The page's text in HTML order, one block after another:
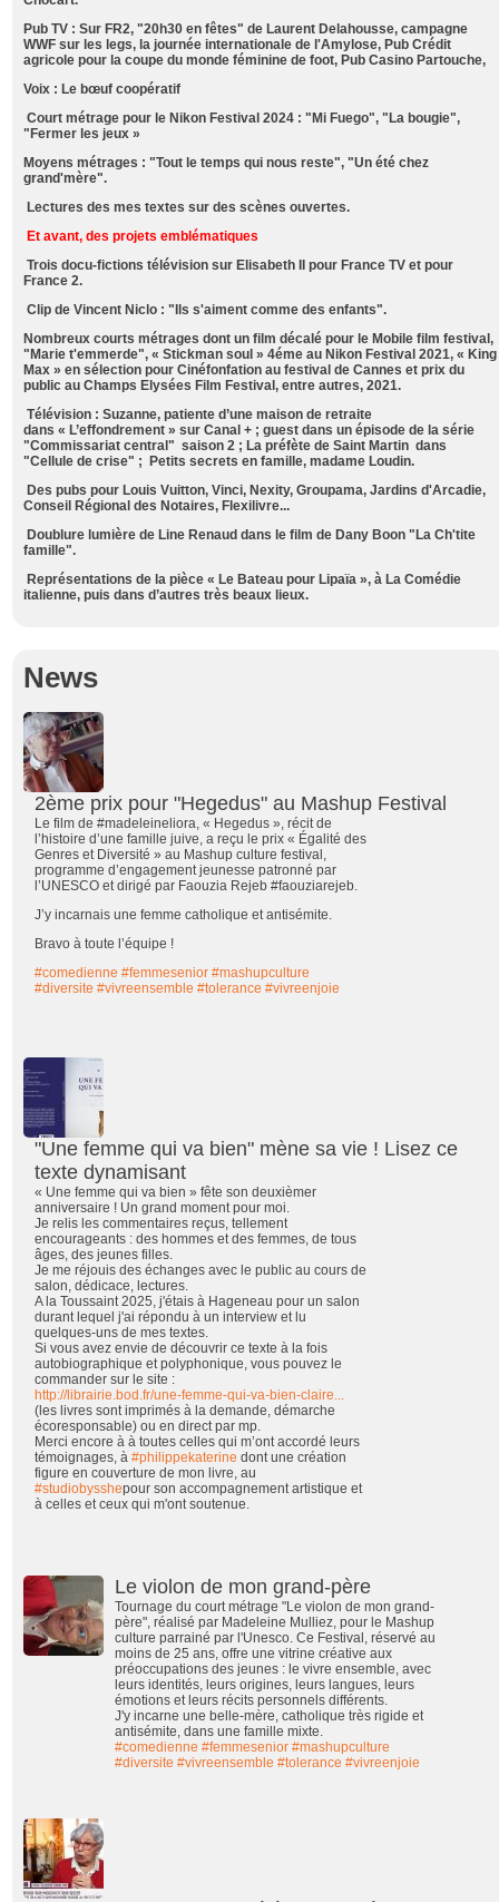
Pub TV : Sur FR2, "20h30 en fêtes" de Laurent Delahousse, campagne
WWF sur les legs, la journée internationale de l'Amylose,Pub Crédit
agricole pour la coupe du monde féminine de foot,Pub Casino Partouche,
Voix : Le bœuf coopératif
Court métrage pour le Nikon Festival2024 : "Mi Fuego", "La bougie",
"Fermer lesjeux »
Moyens métrages : "Tout le temps qui nous reste", "Un été chez
grand'mère".
Lectures des mes textes sur des scènes ouvertes.
Et avant, des projets emblématiques
Trois docu-fictions télévision sur Elisabeth II pour France TV et pour
France 2.
Clip de Vincent Niclo : "Ils s'aiment comme des enfants".
Nombreux courts métrages dont un film décalé pour le Mobile film festival,
"Marie t'emmerde", « Stickman soul » 4éme au Nikon Festival 2021, « King
Max » en sélection pour Cinéfonfation au festival de Cannes et prix du
public au Champs Elysées Film Festival, entre autres, 2021.
Télévision : Suzanne, patiente d’une maison de retraite
dans « L’effondrement » sur Canal + ; guest dans un épisode de la série
"Commissariat central" saison 2 ; La préfète de Saint Martin dans
"Cellule de crise" ; Petits secrets en famille, madame Loudin.
Des pubs pour Louis Vuitton, Vinci, Nexity, Groupama, Jardins d'Arcadie,
Conseil Régional des Notaires, Flexilivre...
Doublure lumière de Line Renaud dans le film de Dany Boon "La Ch'tite
famille".
Représentations de la pièce « Le Bateau pour Lipaïa », à La Comédie
italienne, puis dans d’autres très beaux lieux.
News
2ème prix pour "Hegedus" au Mashup Festival
Le film de #madeleineliora, « Hegedus », récit de
l’histoire d’une famille juive, a reçu le prix « Égalité des
Genres et Diversité » au Mashup culture festival,
programme d’engagement jeunesse patronné par
l’UNESCO et dirigé par Faouzia Rejeb #faouziarejeb.
J’y incarnais une femme catholique et antisémite.
Bravo à toute l’équipe !
#comedienne #femmesenior #mashupculture
#diversite #vivreensemble #tolerance #vivreenjoie
"Une femme qui va bien" mène sa vie ! Lisez ce
texte dynamisant
« Une femme qui va bien » fête son deuxièmer
anniversaire ! Un grand moment pour moi.
Je relis les commentaires reçus, tellement
encourageants : des hommes et des femmes, de tous
âges, des jeunes filles.
Je me réjouis des échanges avec le public au cours de
salon, dédicace, lectures.
A la Toussaint 2025, j'étais à Hageneau pour un salon
durant lequel j'ai répondu à un interview et lu
quelques-uns de mes textes.
Si vous avez envie de découvrir ce texte à la fois
autobiographique et polyphonique, vous pouvez le
commander sur le site :
http://librairie.bod.fr/une-femme-qui-va-bien-claire...
(les livres sont imprimés à la demande, démarche
écoresponsable) ou en direct par mp.
Merci encore à à toutes celles qui m’ont accordé leurs
témoignages, à#philippekaterine dont une création
figure en couverture de mon livre, au
#studiobysshepour son accompagnement artistique et
à celles et ceux qui m'ont soutenue.
Le violon de mon grand-père
Tournage du court métrage "Le violon de mon grand-
père", réalisé par Madeleine Mulliez, pour le Mashup
culture parrainé par l'Unesco. Ce Festival, réservé au
moins de 25 ans, offre une vitrine créative aux
préoccupations des jeunes : le vivre ensemble, avec
leurs identités, leurs origines, leurs langues, leurs
émotions et leurs récits personnels différents.
J'y incarne une belle-mère, catholique très rigide et
antisémite, dans une famille mixte.
#comedienne #femmesenior #mashupculture
#diversite #vivreensemble #tolerance #vivreenjoie